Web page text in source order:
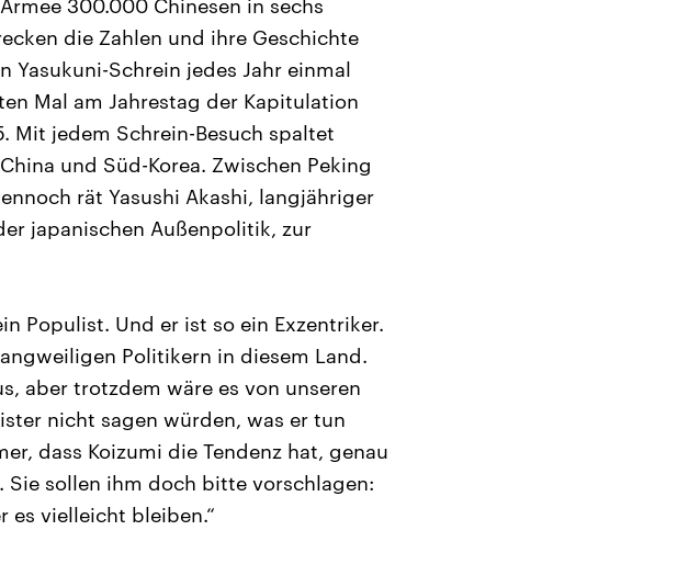
300.000 Chinesen in sechs
die Zahlen und ihre Geschichte
Schrein jedes Jahr einmal
Mal am Jahrestag der Kapitulation
Mit jedem Schrein-Besuch spaltet
und Süd-Korea. Zwischen Peking
rät Yasushi Akashi, langjähriger
japanischen Außenpolitik, zur
Populist. Und er ist so ein Exzentriker.
Politikern in diesem Land.
aber trotzdem wäre es von unseren
nicht sagen würden, was er tun
dass Koizumi die Tendenz hat, genau
Sie sollen ihm doch bitte vorschlagen:
es vielleicht bleiben.“